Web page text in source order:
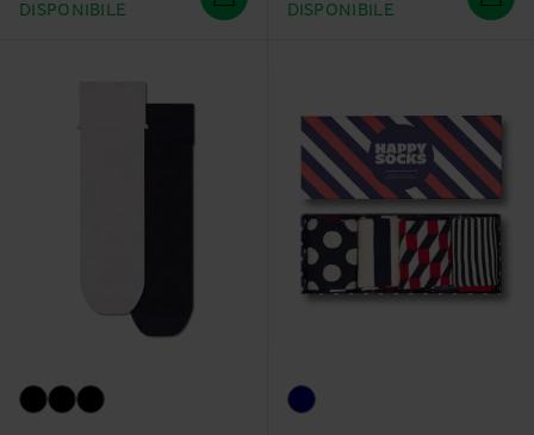
DISPONIBILE DISPONIBILE